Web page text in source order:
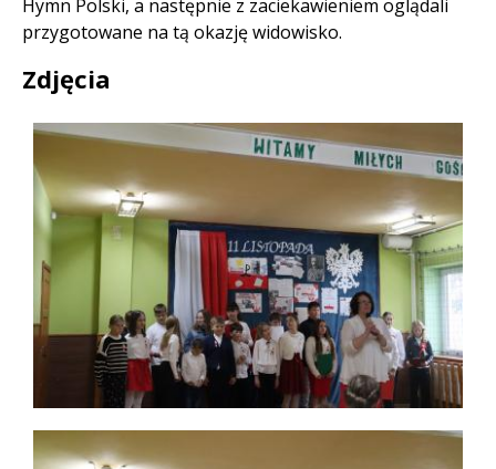
Hymn Polski, a następnie z zaciekawieniem oglądali
przygotowane na tą okazję widowisko.
Zdjęcia